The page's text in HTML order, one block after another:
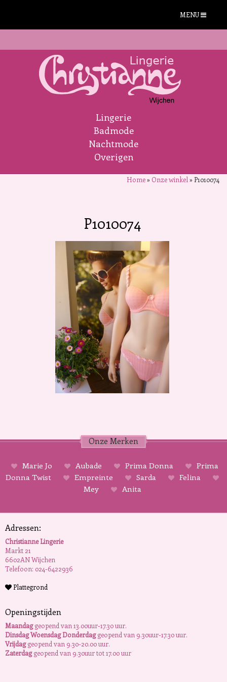
MENU
Lingerie
Badmode
Nachtmode
Overigen
Home» Onze winkel »P1010074
P1010074
Onze Merken
Marie Jo Aubade Prima Donna
Prima
Donna Twist
Empreinte Sarda
Felina
Mey
Anita
Adressen:
Christianne Lingerie
Markt 21
6602AN Wijchen
Telefoon: 024-6422936
Plattegrond
Openingstijden
Maandaggeopend van 13.00uur-17.30 uur.
Dinsdag Woensdag Donderdaggeopend van 9.30uur-17.30 uur.
Vrijdaggeopend van 9.30-20.00 uur.
Zaterdaggeopend van 9.30uur tot 17.00 uur